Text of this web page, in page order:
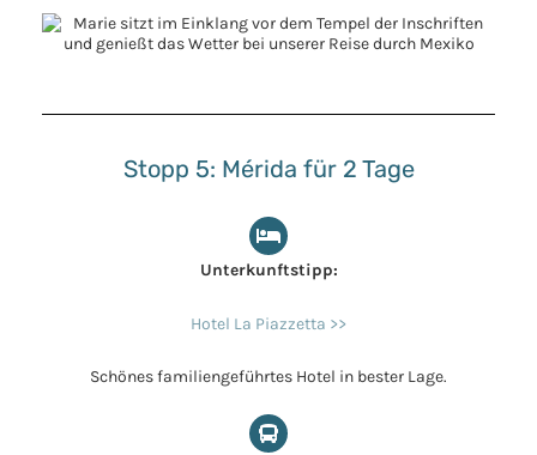
Stopp 5: Mérida für 2 Tage
Unterkunftstipp:
Hotel La Piazzetta >>
Schönes familiengeführtes Hotel in bester Lage.